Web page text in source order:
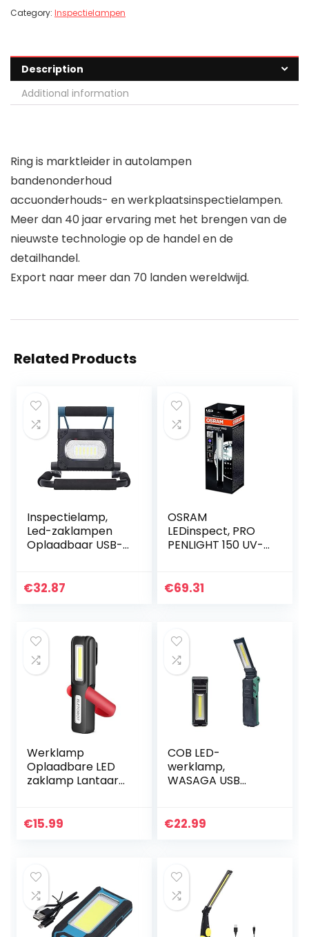
Category: Inspectielampen
Description
Additional information
Ring is marktleider in autolampen
bandenonderhoud
accuonderhouds- en werkplaatsinspectielampen.
Meer dan 40 jaar ervaring met het brengen van de
nieuwste technologie op de handel en de
detailhandel.
Export naar meer dan 70 landen wereldwijd.
Related Products
Inspectielamp,
Led-zaklampen
Oplaadbaar USB-
autoreparatie
€32.87
OSRAM
LEDinspect, PRO
PENLIGHT 150 UV-
werkplaatslamp,
€69.31
Werklamp
Oplaadbare LED
zaklamp Lantaarn
COB LED lamp
€15.99
COB LED-
werklamp,
WASAGA USB
Draagbaar,
en…
€22.99